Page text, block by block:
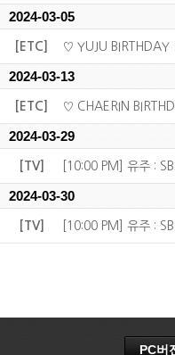
2024-03-05
[ETC] ♡ YUJU
2024-03-13
[ETC] ♡ CHAERIN
2024-03-29
[TV] [10:00 PM] 유주 :
2024-03-30
[TV] [10:00 PM] 유주 :
PC버